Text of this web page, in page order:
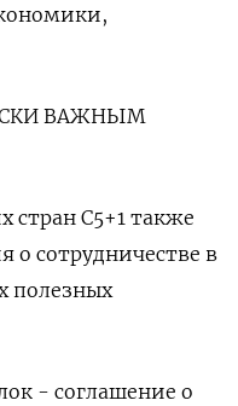
ВАЖНЫМ
стран C5+1 также
о сотрудничестве в
полезных
- соглашение о